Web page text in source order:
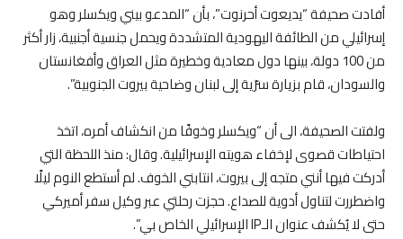
أفادت صحيفة “يديعوت أحرنوت”، بأن “المدعو بيني ويكسلر وهو
إسرائيلي من الطائفة اليهودية المتشددة ويحمل جنسية أجنبية، زار أكثر
من 100 دولة، بينها دول معادية وخطيرة مثل العراق وأفغانستان
والسودان، قام بزيارة سرّية إلى لبنان وضاحية بيروت الجنوبية”.
ولفتت الصحيفة، الى أن “ويكسلر وخوفًا من انكشاف أمره، اتخذ
احتياطات قصوى لإخفاء هويته الإسرائيلية. وقال: منذ اللحظة التي
أدركت فيها أنني متجه إلى بيروت، انتابني الخوف. لم أستطع النوم ليلًا
واضطررت لتناول أدوية للصداع. حجزت رحلتي عبر وكيل سفر أميركي
حتى لا يُكشف عنوان الـIP الإسرائيلي الخاص بي”.